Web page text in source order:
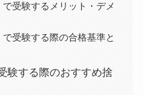
で受験するメリット・デメ
で受験する際の合格基準と
験する際のおすすめ捨